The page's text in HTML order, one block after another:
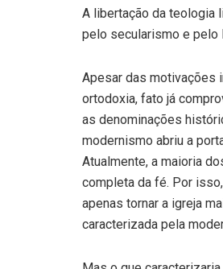
A libertação da teologia
pelo secularismo e
Apesar das motivações
ortodoxia, fato já
as denominações
modernismo abriu a
Atualmente, a maioria
completa da fé. Por
apenas tornar a igreja
caracterizada pela